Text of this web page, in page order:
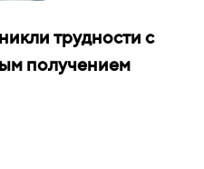
трудности с
получением